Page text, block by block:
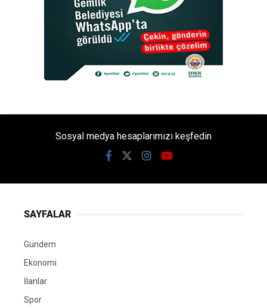
Sosyal medya hesaplarımızı keşfedin
SAYFALAR
Gündem
Ekonomi
İlanlar
Spor